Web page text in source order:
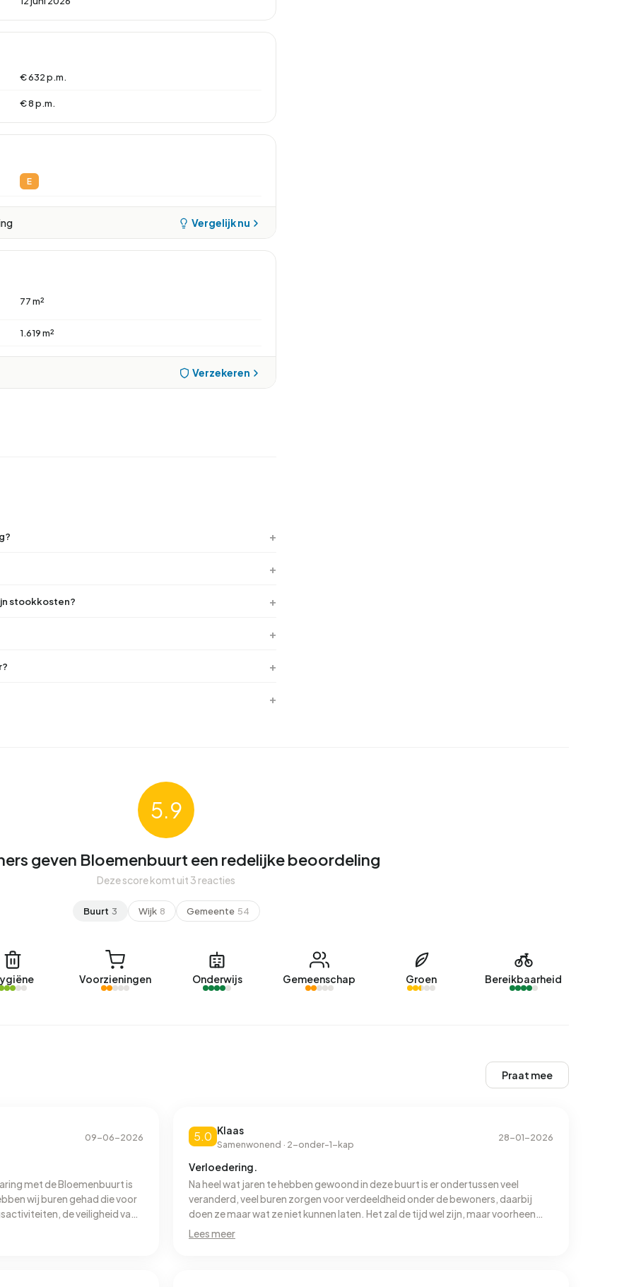
€ 632 p.m.
€ 8 p.m.
E
Vergelijk nu
77 m²
1.619 m²
Verzekeren
stookkosten?
5.9
geven Bloemenbuurt een redelijke beoordeling
Deze score komt uit 3 reacties
Buurt 3 Wijk 8 Gemeente 54
Voorzieningen Onderwijs Gemeenschap Groen Bereikbaarheid
Praat mee
09-06-2026
met de Bloemenbuurt is
wij buren gehad die voor
de veiligheid van
een auto-explosie.
5.0 Klaas
Samenwonend · 2-onder-1-kap
28-01-2026
Verloedering.
Na heel wat jaren te hebben gewoond in deze buurt is er ondertussen veel
veranderd, veel buren zorgen voor verdeeldheid onder de bewoners, daarbij
doen ze maar wat ze niet kunnen laten. Het zal de tijd wel zijn, maar voorheen
was het hier leuk wonen.
Lees meer